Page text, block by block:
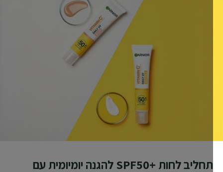
תחליב לחות +SPF50 להגנה יומיומית עם